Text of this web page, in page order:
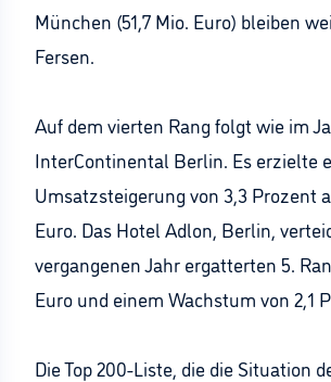
München (51,7 Mio. Euro) bleiben
Fersen.
Auf dem vierten Rang folgt wie im
InterContinental Berlin. Es erzielte
Umsatzsteigerung von 3,3 Prozent
Euro. Das Hotel Adlon, Berlin,
vergangenen Jahr ergatterten 5.
Euro und einem Wachstum von 2,1
Die Top 200-Liste, die die Situation